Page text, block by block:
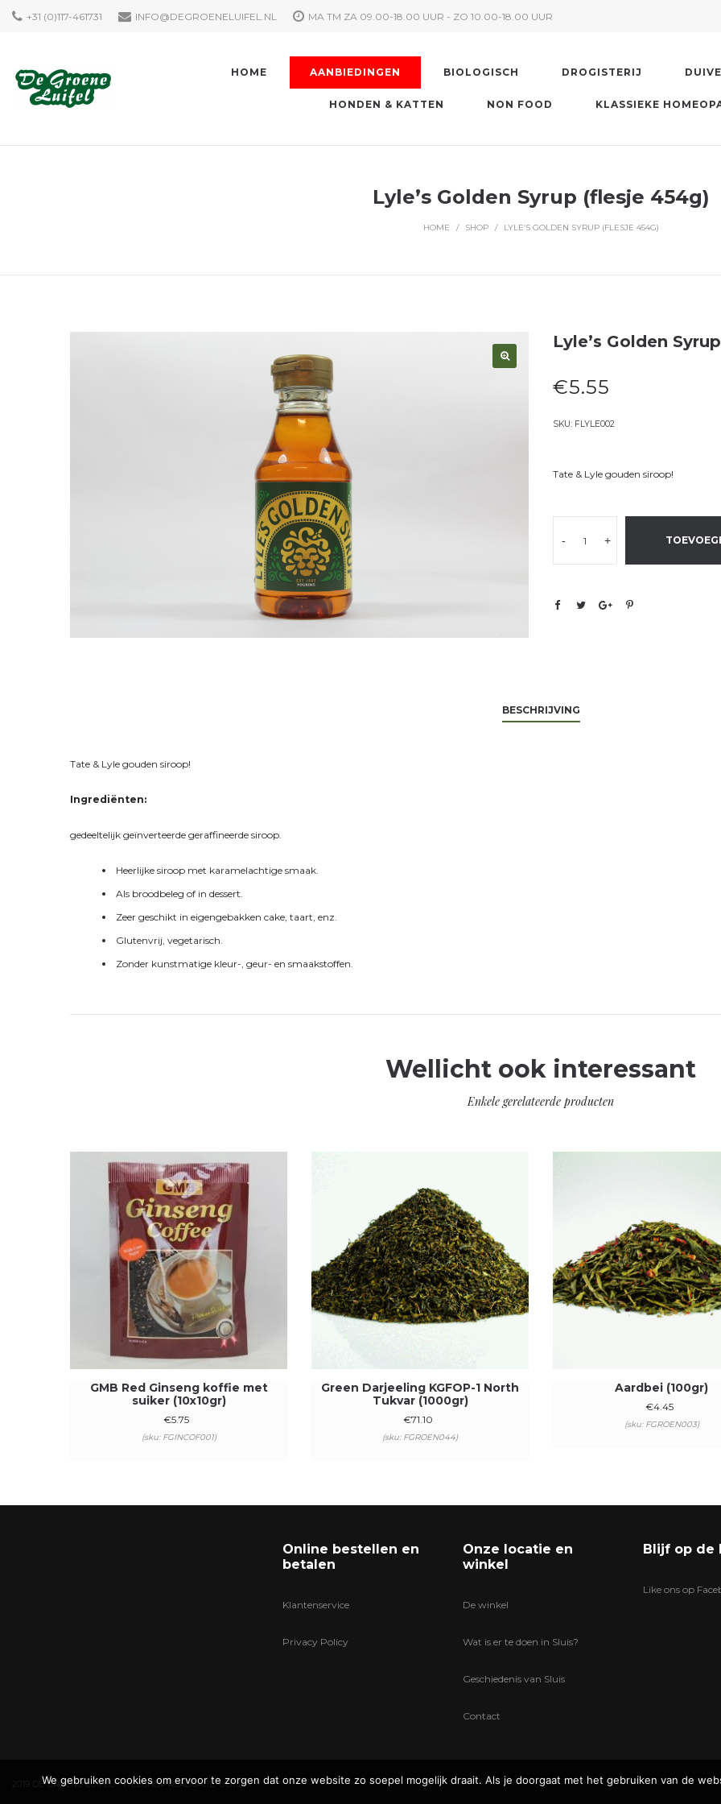
+31 (0)117-461731 INFO@DEGROENELUIFEL.NL MA TM ZA 09.00-18.00 UUR - ZO 10.00-18.00 UUR
HOME AANBIEDINGEN BIOLOGISCH DROGISTERIJ
HONDEN & KATTEN NON FOOD KLASSIEKE
Lyle’s Golden Syrup (flesje 454g)
HOME / SHOP / LYLE’S GOLDEN SYRUP (FLESJE 454G)
Lyle’s Golden
€5.55
SKU: FLYLE002
Tate & Lyle gouden siroop!
- +
BESCHRIJVING
Tate & Lyle gouden siroop!
Ingrediënten:
gedeeltelijk geïnverteerde geraffineerde siroop.
Heerlijke siroop met karamelachtige smaak.
Als broodbeleg of in dessert.
Zeer geschikt in eigengebakken cake, taart, enz.
Glutenvrij, vegetarisch.
Zonder kunstmatige kleur-, geur- en smaakstoffen.
Wellicht ook interessant
Enkele gerelateerde producten
GMB Red Ginseng koffie met
suiker (10x10gr)
€5.75
(sku: FGINCOF001)
Green Darjeeling KGFOP-1 North
Tukvar (1000gr)
€71.10
(sku: FGROEN044)
Aardbei (100gr)
€4.45
(sku: FGROEN003)
Online bestellen en
betalen
Klantenservice
Privacy Policy
Onze locatie en
winkel
De winkel
Wat is er te doen in Sluis?
Geschiedenis van Sluis
Contact
Blijf op de
Like ons op
2019 DE GROENE LUIFEL - WEBSHOP REALISATIE:ULTILITY
We gebruiken cookies om ervoor te zorgen dat onze website zo soepel mogelijk draait. Als je doorgaat met het gebruiken van de